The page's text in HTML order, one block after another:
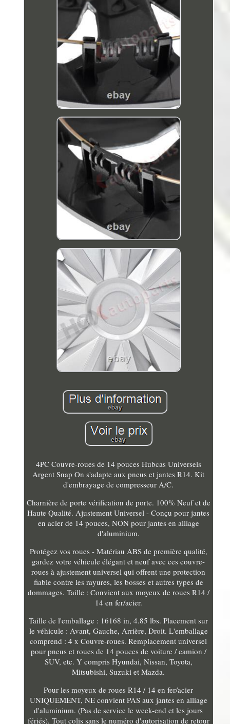
4PC Couvre-roues de 14 pouces Hubcas Universels
Argent Snap On s'adapte aux pneus et jantes R14. Kit
d'embrayage de compresseur A/C.
Charnière de porte vérification de porte. 100% Neuf et de
Haute Qualité. Ajustement Universel - Conçu pour jantes
en acier de 14 pouces, NON pour jantes en alliage
d'aluminium.
Protégez vos roues - Matériau ABS de première qualité,
gardez votre véhicule élégant et neuf avec ces couvre-
roues à ajustement universel qui offrent une protection
fiable contre les rayures, les bosses et autres types de
dommages. Taille : Convient aux moyeux de roues R14 /
14 en fer/acier.
Taille de l'emballage : 16168 in, 4.85 lbs. Placement sur
le véhicule : Avant, Gauche, Arrière, Droit. L'emballage
comprend : 4 x Couvre-roues. Remplacement universel
pour pneus et roues de 14 pouces de voiture / camion /
SUV, etc. Y compris Hyundai, Nissan, Toyota,
Mitsubishi, Suzuki et Mazda.
Pour les moyeux de roues R14 / 14 en fer/acier
UNIQUEMENT, NE convient PAS aux jantes en alliage
d'aluminium. (Pas de service le week-end et les jours
fériés). Tout colis sans le numéro d'autorisation de retour